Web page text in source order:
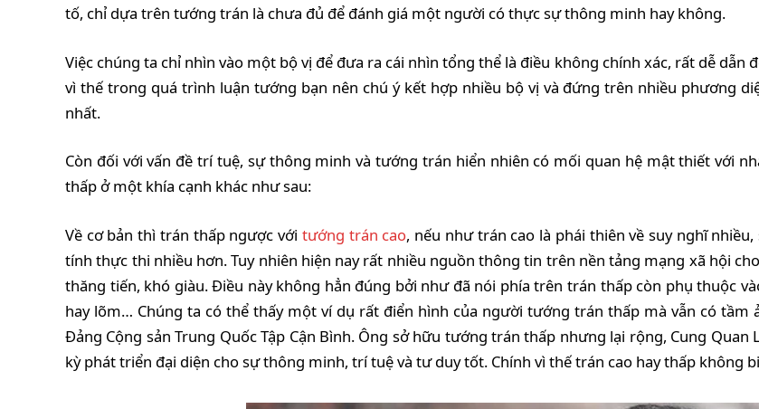
tố, chỉ dựa trên tướng trán là chưa đủ để đánh giá một người có thực sự thông minh hay không.
Việc chúng ta chỉ nhìn vào một bộ vị để đưa ra cái nhìn tổng thể là điều không chính xác, rất dễ
vì thế trong quá trình luận tướng bạn nên chú ý kết hợp nhiều bộ vị và đứng trên nhiều phương
nhất.
Còn đối với vấn đề trí tuệ, sự thông minh và tướng trán hiển nhiên có mối quan hệ mật thiết với
thấp ở một khía cạnh khác như sau:
Về cơ bản thì trán thấp ngược với tướng trán cao, nếu như trán cao là phái thiên về suy nghĩ
tính thực thi nhiều hơn. Tuy nhiên hiện nay rất nhiều nguồn thông tin trên nền tảng mạng xã hội
thăng tiến, khó giàu. Điều này không hẳn đúng bởi như đã nói phía trên trán thấp còn phụ thuộc
hay lõm… Chúng ta có thể thấy một ví dụ rất điển hình của người tướng trán thấp mà vẫn có
Đảng Cộng sản Trung Quốc Tập Cận Bình. Ông sở hữu tướng trán thấp nhưng lại rộng, Cung Quan
kỳ phát triển đại diện cho sự thông minh, trí tuệ và tư duy tốt. Chính vì thế trán cao hay thấp không